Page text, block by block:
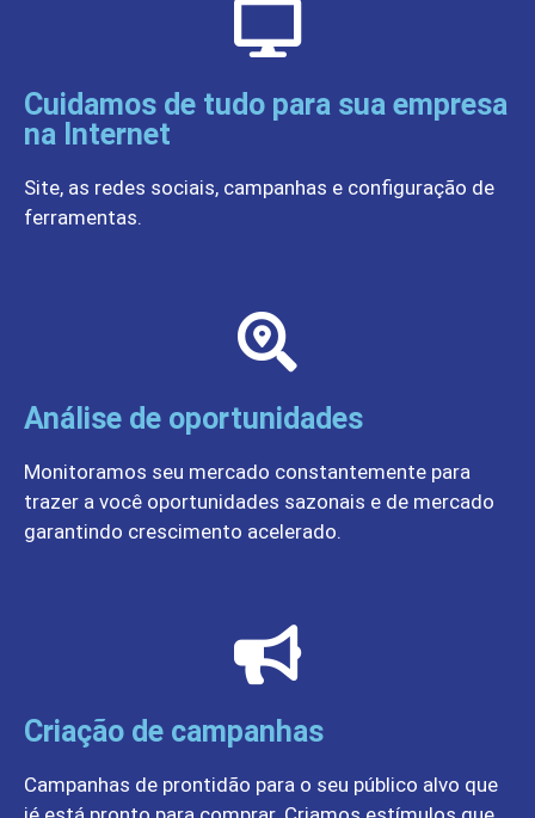
Cuidamos de tudo para sua empresa
na Internet
Site, as redes sociais, campanhas e configuração de
ferramentas.
Análise de oportunidades
Monitoramos seu mercado constantemente para
trazer a você oportunidades sazonais e de mercado
garantindo crescimento acelerado.
Criação de campanhas
Campanhas de prontidão para o seu público alvo que